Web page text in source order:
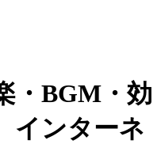
・BGM・効
インターネ